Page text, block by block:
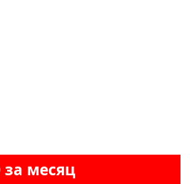
за месяц